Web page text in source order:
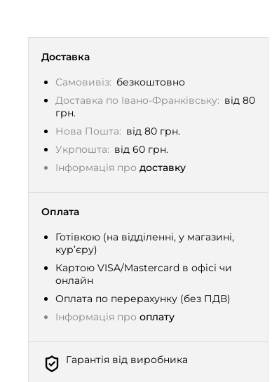
Доставка
Самовивіз: безкоштовно
Доставка по Івано-Франківську: від 80
грн.
Нова Пошта: від 80 грн.
Укрпошта: від 60 грн.
Інформація про доставку
Оплата
Готівкою (на відділенні, у магазині,
кур’єру)
Картою VISA/Mastercard в офісі чи
онлайн
Оплата по перерахунку (без ПДВ)
Інформація про оплату
Гарантія від виробника